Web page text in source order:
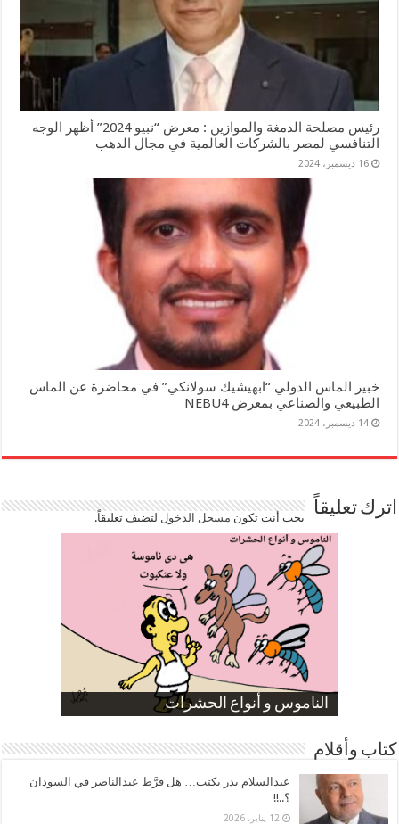
رئيس مصلحة الدمغة والموازين : معرض “نبيو 2024” أظهر الوجه
التنافسي لمصر بالشركات العالمية في مجال الدهب
16 ديسمبر، 2024
خبير الماس الدولي “ابهيشيك سولانكي” في محاضرة عن الماس
الطبيعي والصناعي بمعرض NEBU4
14 ديسمبر، 2024
اترك تعليقاً يجب أنت تكون مسجل الدخوللتضيف تعليقاً.
الناموس و أنواع الحشرات
الموظفين بعد ارتفاع الأسعار
ارتفاع نسبة الطلاق في مصر
صورة كاركاتيرية
صورة كاركاتيرية
كتاب وأقلام
عبدالسلام بدر يكتب… هل فرَّط عبدالناصر في السودان
؟..!!
12 يناير، 2026